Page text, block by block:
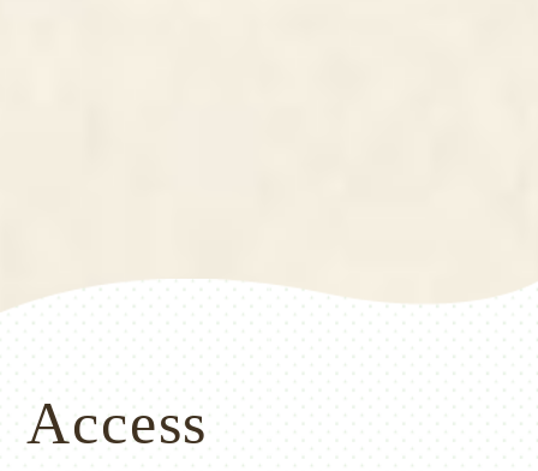
Access